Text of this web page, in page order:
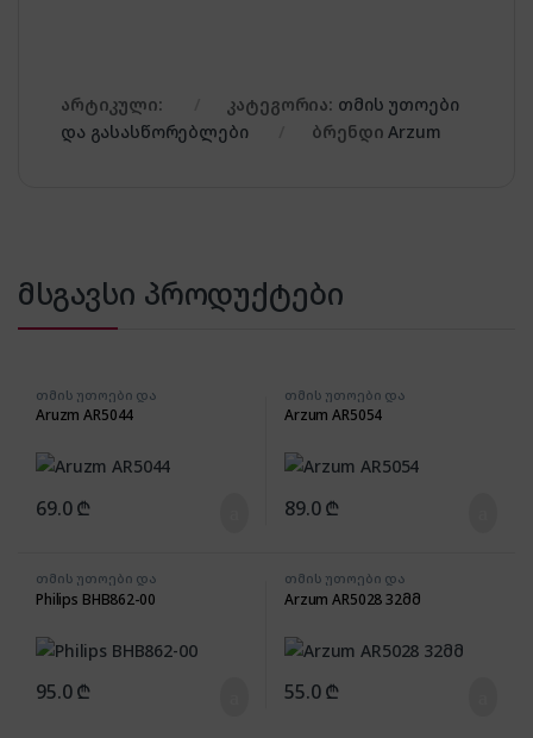
არტიკული: კატეგორია: თმის უთოები
და გასასწორებლები
ბრენდიArzum
მსგავსი პროდუქტები
თმის უთოები და
გასასწორებლები
Aruzm AR5044
69.0₾
თმის უთოები და
გასასწორებლები
Arzum AR5054
89.0₾
თმის უთოები და
გასასწორებლები
Philips BHB862-00
95.0₾
თმის უთოები და
გასასწორებლები
Arzum AR5028 32მმ
55.0₾